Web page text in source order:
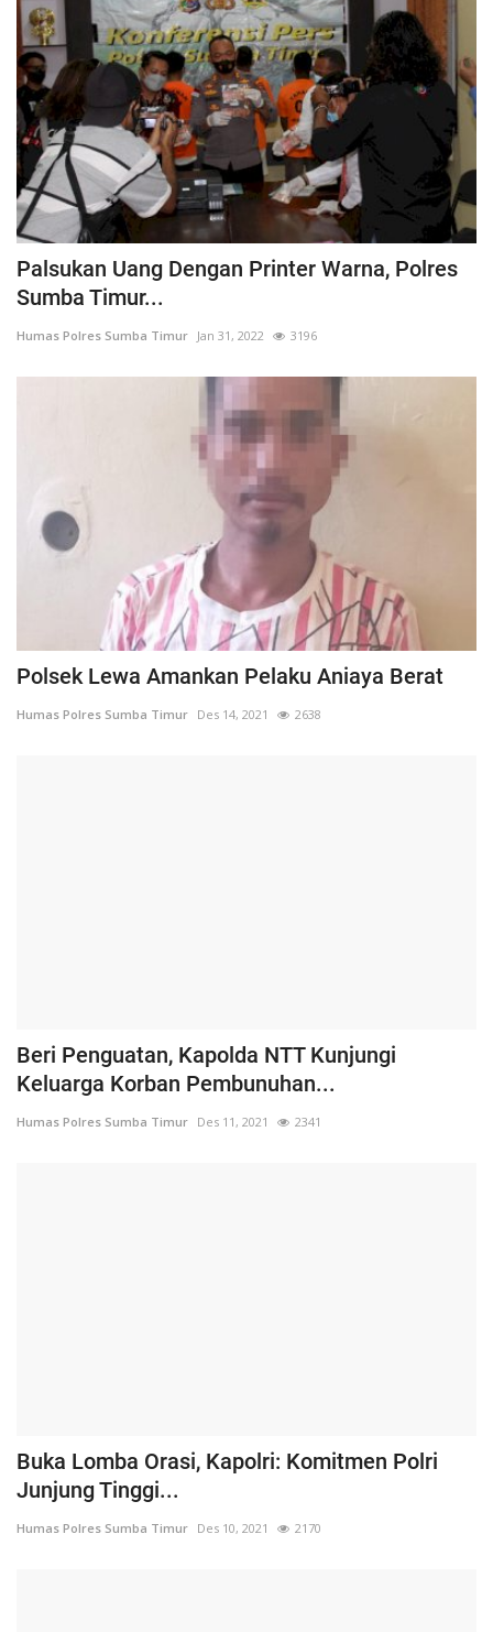
Palsukan Uang Dengan Printer Warna, Polres
Sumba Timur...
Humas Polres Sumba Timur Jan 31, 2022 3196
Polsek Lewa Amankan Pelaku Aniaya Berat
Humas Polres Sumba Timur Des 14, 2021 2638
Beri Penguatan, Kapolda NTT Kunjungi
Keluarga Korban Pembunuhan...
Humas Polres Sumba Timur Des 11, 2021 2341
Buka Lomba Orasi, Kapolri: Komitmen Polri
Junjung Tinggi...
Humas Polres Sumba Timur Des 10, 2021 2170